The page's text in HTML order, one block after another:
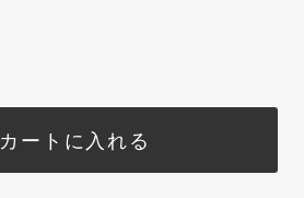
カートに入れる